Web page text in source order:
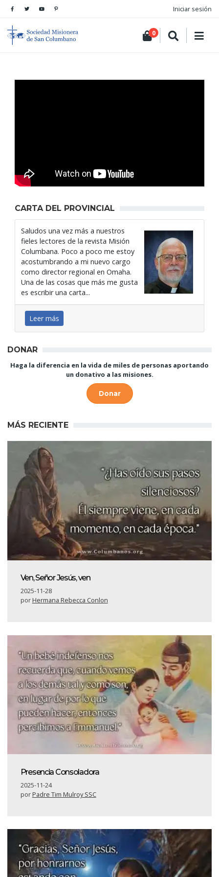
Iniciar sesión
0
CARTA DEL PROVINCIAL
Saludos una vez más a nuestros
fieles lectores de la revista Misión
Columbana. Poco a poco me estoy
acostumbrando a mi nuevo cargo
como director regional en Omaha.
Una de las cosas que más me gusta
es escribir una carta...
Leer más
DONAR
Haga la diferencia en la vida de miles de personas aportando
un donativo a las misiones.
Donar
MÁS RECIENTE
Ven, Señor Jesús, ven
2025-11-28
porHermana Rebecca Conlon
Presencia Consoladora
2025-11-24
porPadre Tim Mulroy SSC